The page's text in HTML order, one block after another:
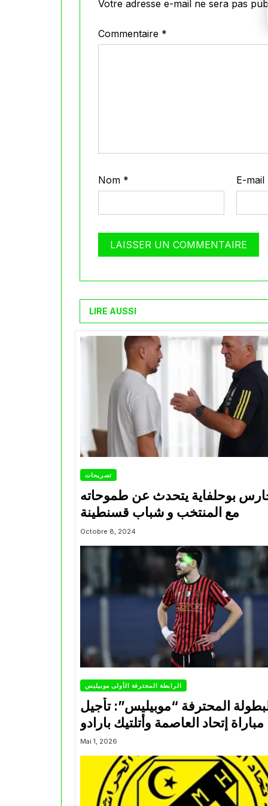
Votre adresse e-mail ne sera pas
Commentaire *
Nom * E-mail
LIRE AUSSI
تصريحات
بوحلفاية يتحدث عن طموحاته
مع المنتخب و شباب قسنطينة
Octobre 8, 2024
الرابطة المحترفة الأولى موبيليس
المحترفة “موبيليس”: تأجيل
مباراة إتحاد العاصمة وأتلتيك بارادو
Mai 1, 2026